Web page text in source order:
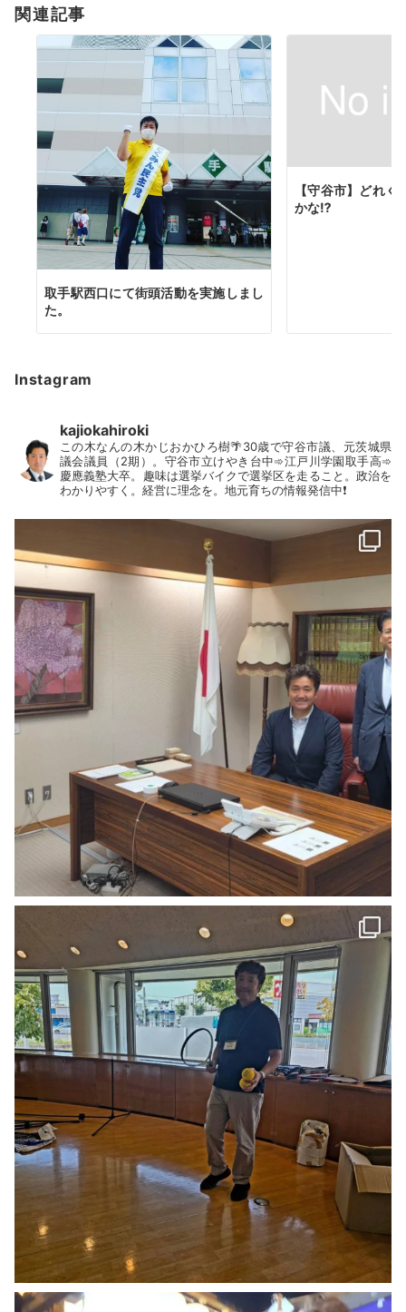
ン
関連記事
取手駅西口にて街頭活動を実施しまし
た。
【守谷市】どれ
かな⁉️
Instagram
kajiokahiroki
この木なんの木かじおかひろ樹🌴30歳で守谷市議、元茨城県
議会議員（2期）。守谷市立けやき台中➾江戸川学園取手高➾
慶應義塾大卒。趣味は選挙バイクで選挙区を走ること。政治を
わかりやすく。経営に理念を。地元育ちの情報発信中❗